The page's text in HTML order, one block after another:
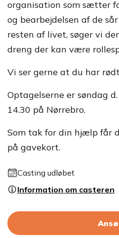
organisation som sætter
og bearbejdelsen af de
resten af livet, søger vi
dreng der kan være
Vi ser gerne at du har
Optagelserne er søndag
14.30 på Nørrebro.
Som tak for din hjælp får
på gavekort.
Casting udløbet
Information om casteren